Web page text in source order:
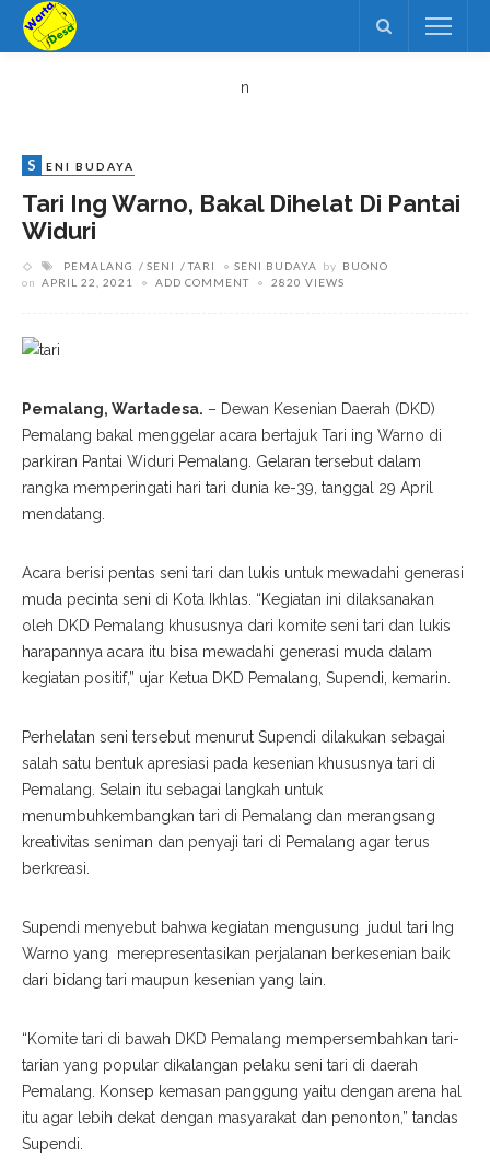
n
S ENI BUDAYA
Tari Ing Warno, Bakal Dihelat Di Pantai
Widuri
PEMALANG SENI TARI SENI BUDAYA by BUONO
on APRIL 22, 2021 ADD COMMENT 2820 VIEWS
Pemalang, Wartadesa. – Dewan Kesenian Daerah (DKD)
Pemalang bakal menggelar acara bertajuk Tari ing Warno di
parkiran Pantai Widuri Pemalang. Gelaran tersebut dalam
rangka memperingati hari tari dunia ke-39, tanggal 29 April
mendatang.
Acara berisi pentas seni tari dan lukis untuk mewadahi generasi
muda pecinta seni di Kota Ikhlas. “Kegiatan ini dilaksanakan
oleh DKD Pemalang khususnya dari komite seni tari dan lukis
harapannya acara itu bisa mewadahi generasi muda dalam
kegiatan positif,” ujar Ketua DKD Pemalang, Supendi, kemarin.
Perhelatan seni tersebut menurut Supendi dilakukan sebagai
salah satu bentuk apresiasi pada kesenian khususnya tari di
Pemalang. Selain itu sebagai langkah untuk
menumbuhkembangkan tari di Pemalang dan merangsang
kreativitas seniman dan penyaji tari di Pemalang agar terus
berkreasi.
Supendi menyebut bahwa kegiatan mengusung judul tari Ing
Warno yang merepresentasikan perjalanan berkesenian baik
dari bidang tari maupun kesenian yang lain.
“Komite tari di bawah DKD Pemalang mempersembahkan tari-
tarian yang popular dikalangan pelaku seni tari di daerah
Pemalang. Konsep kemasan panggung yaitu dengan arena hal
itu agar lebih dekat dengan masyarakat dan penonton,” tandas
Supendi.